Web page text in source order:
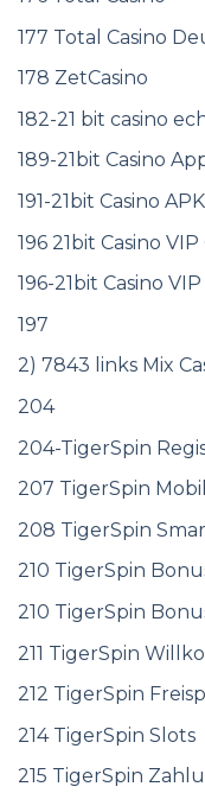
177 Total Casino
178 ZetCasino
182-21 bit casino
189-21bit Casino
191-21bit Casino APK
196 21bit Casino
196-21bit Casino
197
2) 7843 links Mix
204
204-TigerSpin
207 TigerSpin
208 TigerSpin
210 TigerSpin
210 TigerSpin
211 TigerSpin
212 TigerSpin
214 TigerSpin Slots
215 TigerSpin